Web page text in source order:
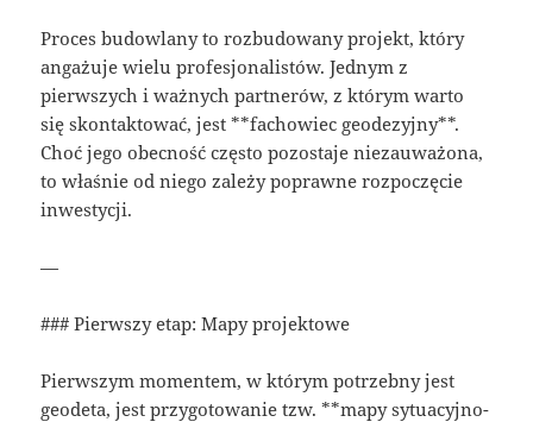
Proces budowlany to rozbudowany projekt, który
angażuje wielu profesjonalistów. Jednym z
pierwszych i ważnych partnerów, z którym warto
się skontaktować, jest **fachowiec geodezyjny**.
Choć jego obecność często pozostaje niezauważona,
to właśnie od niego zależy poprawne rozpoczęcie
inwestycji.
—
### Pierwszy etap: Mapy projektowe
Pierwszym momentem, w którym potrzebny jest
geodeta, jest przygotowanie tzw. **mapy sytuacyjno-